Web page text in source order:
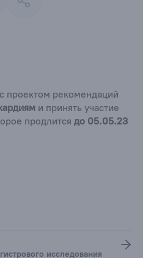
проектом рекомендаций
и принять участие
продлится до 05.05.23
исследования